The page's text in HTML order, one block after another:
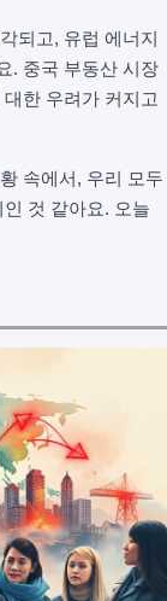
되고, 유럽 에너지
. 중국 부동산 시장
한 우려가 커지고
속에서, 우리 모두
것 같아요. 오늘